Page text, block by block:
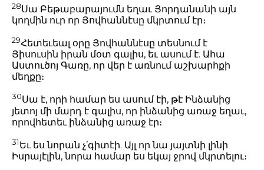
28Սա Բեթաբարայումն եղաւ Յորդանանի այն
կողմին ուր որ Յովհաննէսը մկրտում էր։
29Հետեւեալ օրը Յովհաննէսը տեսնում է
Յիսուսին իրան մօտ գալիս, եւ ասում է. Ահա
Աստուծոյ Գառը, որ վեր է առնում աշխարհքի
մեղքը։
30Սա է, որի համար ես ասում էի, թէ Ինձանից
յետոյ մի մարդ է գալիս, որ ինձանից առաջ եղաւ,
որովհետեւ ինձանից առաջ էր։
31Եւ ես նորան չ’գիտէի. Այլ որ նա յայտնի լինի
Իսրայէլին, նորա համար ես եկայ ջրով մկրտելու։